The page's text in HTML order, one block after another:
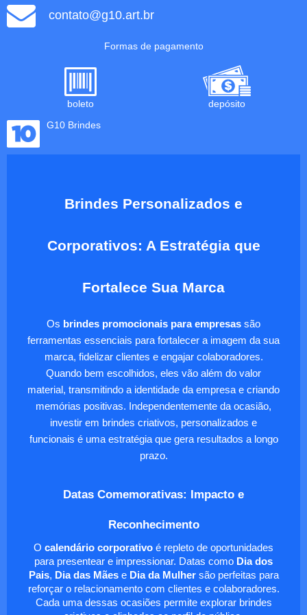
contato@g10.art.br
Formas de pagamento
boleto
depósito
G10 Brindes
Brindes Personalizados e
Corporativos: A Estratégia que
Fortalece Sua Marca
Os brindes promocionais para empresas são
ferramentas essenciais para fortalecer a imagem da sua
marca, fidelizar clientes e engajar colaboradores.
Quando bem escolhidos, eles vão além do valor
material, transmitindo a identidade da empresa e criando
memórias positivas. Independentemente da ocasião,
investir em brindes criativos, personalizados e
funcionais é uma estratégia que gera resultados a longo
prazo.
Datas Comemorativas: Impacto e
Reconhecimento
O calendário corporativo é repleto de oportunidades
para presentear e impressionar. Datas como Dia dos
Pais, Dia das Mãese Dia da Mulhersão perfeitas para
reforçar o relacionamento com clientes e colaboradores.
Cada uma dessas ocasiões permite explorar brindes